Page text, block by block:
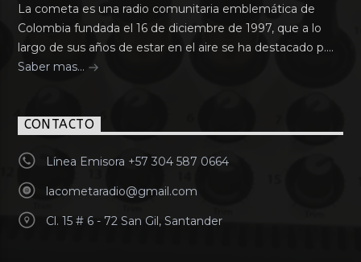
La cometa es una radio comunitaria emblemática de
Colombia fundada el 16 de diciembre de 1997, que a lo
largo de sus años de estar en el aire se ha destacado p....
Saber mas...
CONTACTO
Línea Emisora +57 304 587 0664
lacometaradio@gmail.com
Cl. 15 # 6 - 72 San Gil, Santander